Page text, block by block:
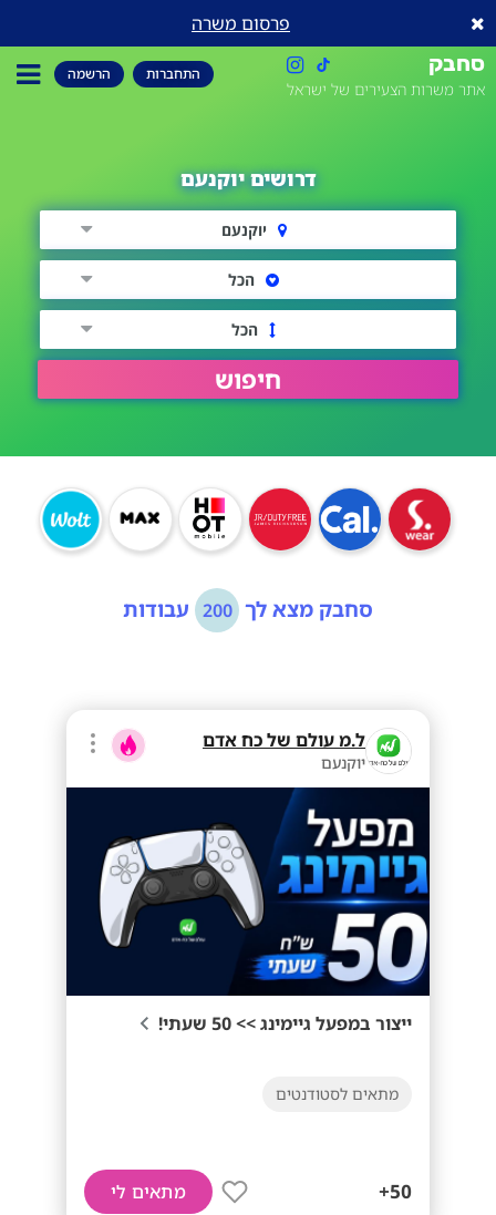
פרסום משרה
סחבק
אתר משרות הצעירים של ישראל
התחברות הרשמה
דרושים יוקנעם
יוקנעם
הכל
הכל
חיפוש
סחבק מצא לך 200 עבודות
ל.מ עולם של כח אדם
יוקנעם
ייצור במפעל גיימינג >> 50 שעתי!
מתאים לסטודנטים
50+ מתאים לי